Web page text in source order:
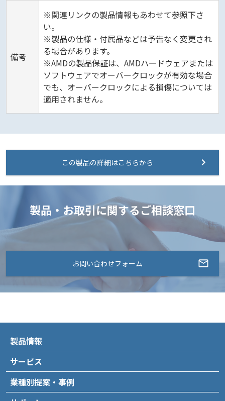
備考
※関連リンクの製品情報もあわせて参照下さ
い。
※製品の仕様・付属品などは予告なく変更され
る場合があります。
※AMDの製品保証は、AMDハードウェアまたは
ソフトウェアでオーバークロックが有効な場合
でも、オーバークロックによる損傷については
適用されません。
この製品の詳細はこちらから
製品・お取引に関するご相談窓口
お問い合わせフォーム
製品情報
サービス
業種別提案・事例